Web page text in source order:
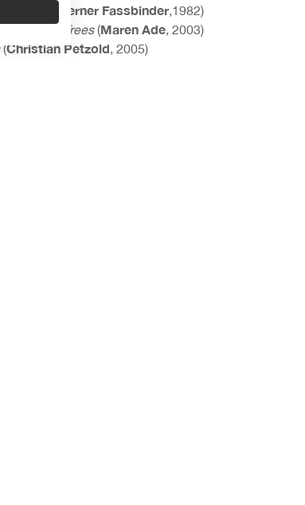
Rainer Werner Fassbinder,1982)
for the Trees(Maren Ade, 2003)
(Christian Petzold, 2005)